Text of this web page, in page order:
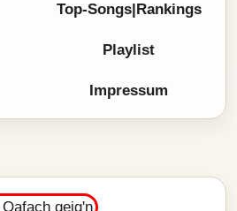
Top-Songs|Rankings
Playlist
Impressum